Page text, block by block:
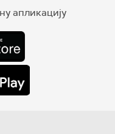
апликацију